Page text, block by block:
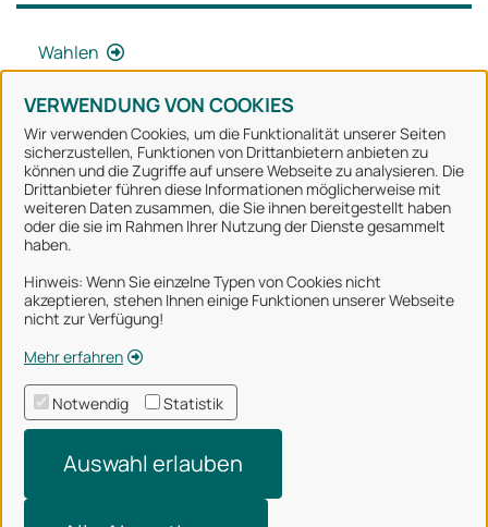
VERWENDUNG VON COOKIES
Wir verwenden Cookies, um die Funktionalität unserer Seiten
sicherzustellen, Funktionen von Drittanbietern anbieten zu
können und die Zugriffe auf unsere Webseite zu analysieren. Die
Drittanbieter führen diese Informationen möglicherweise mit
weiteren Daten zusammen, die Sie ihnen bereitgestellt haben
oder die sie im Rahmen Ihrer Nutzung der Dienste gesammelt
haben.
Hinweis: Wenn Sie einzelne Typen von Cookies nicht
akzeptieren, stehen Ihnen einige Funktionen unserer Webseite
nicht zur Verfügung!
Mehr erfahren
Notwendig Statistik
Auswahl erlauben
Wahlen
Stadt Osnabrück
Alle Rechte vorbehalten
Über uns
Impressum
Datenschutzerklärung